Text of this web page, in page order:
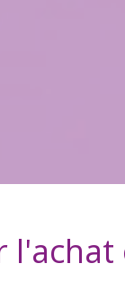
l'achat